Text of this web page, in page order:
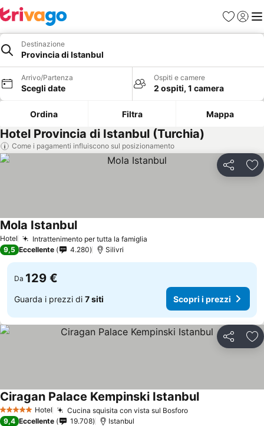
PreferitiAccedi
Destinazione
Provincia di Istanbul
Arrivo/Partenza
Scegli date
Ospiti e camere
2 ospiti, 1 camera
Ordina Filtra Mappa
Hotel Provincia di Istanbul (Turchia)
Come i pagamenti influiscono sul posizionamento
Condividi
Hotel Intrattenimento per tutta la famiglia
Mola IstanbulScopri i prezzi
9,5 Eccellente 4.280 Silivri
Da 129 €
Guarda i prezzi di 7 siti Scopri i prezzi
Condividi
5 Stelle Hotel Cucina squisita con vista sul BosforoScopri i prezzi
Ciragan Palace Kempinski IstanbulScopri i prezzi
9,4 Eccellente 19.708 Istanbul